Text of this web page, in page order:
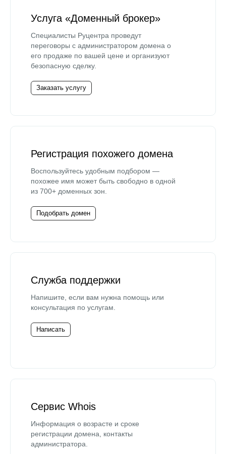
Услуга «Доменный брокер»
Специалисты Руцентра проведут
переговоры с администратором домена о
его продаже по вашей цене и организуют
безопасную сделку.
Заказать услугу
Регистрация похожего домена
Воспользуйтесь удобным подбором —
похожее имя может быть свободно в одной
из 700+ доменных зон.
Подобрать домен
Служба поддержки
Напишите, если вам нужна помощь или
консультация по услугам.
Написать
Сервис Whois
Информация о возрасте и сроке
регистрации домена, контакты
администратора.